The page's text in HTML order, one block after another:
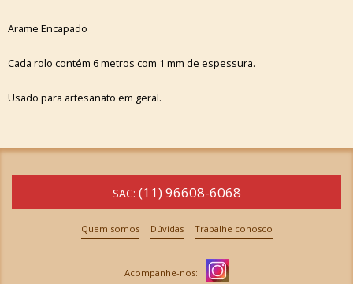
Arame Encapado
Cada rolo contém 6 metros com 1 mm de espessura.
Usado para artesanato em geral.
SAC: (11) 96608-6068
Quem somos Dúvidas Trabalhe conosco